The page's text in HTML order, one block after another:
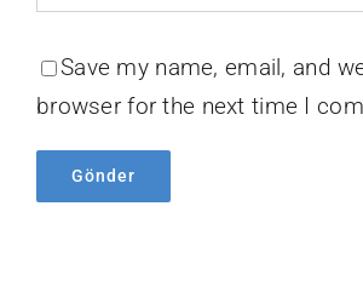
Save my name, email, and
browser for the next time I